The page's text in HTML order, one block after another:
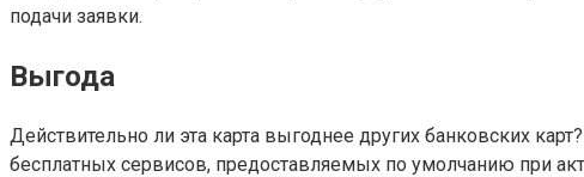
подачи заявки.
Выгода
Действительно ли эта карта выгоднее других банковских
бесплатных сервисов, предоставляемых по умолчанию при